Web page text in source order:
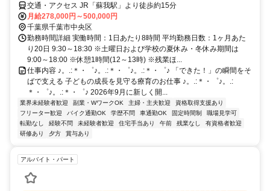
交通・アクセス JR「蘇我駅」より徒歩約15分
月給278,000円～500,000円
千葉県千葉市中央区
勤務時間詳細 実働時間：1日あたり8時間 平均勤務日数：1ヶ月あた
り20日 9:30～18:30 ※土曜日および学校の夏休み・冬休み期間は
9:00～18:00 ※休憩1時間(12～13時) ※残業ほ...
仕事内容 ♪。.:＊・゜♪。.:＊・゜♪。.:＊・゜♪ 「できた！」の瞬間をそ
ばで支える 子どもの成長を見守る療育のお仕事 ♪。.:＊・゜♪。.:
＊・゜♪。.:＊・゜♪ 2026年9月に新しく開...
業界未経験者歓迎 副業・WワークOK 主婦・主夫歓迎
資格取得支援あり
フリーター歓迎
バイク通勤OK 学歴不問 車通勤OK 固定時間制
職場見学可
転勤なし
経験不問 未経験者歓迎 住宅手当あり 午前 残業なし
有資格者歓迎
研修あり
夕方 賞与あり
アルバイト・パート